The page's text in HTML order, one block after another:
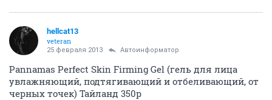
hellcat13
veteran
25 февраля 2013 Автоинформатор
Pannamas Perfect Skin Firming Gel (гель для лица
увлажняющий, подтягивающий и отбеливающий, от
черных точек) Тайланд 350р